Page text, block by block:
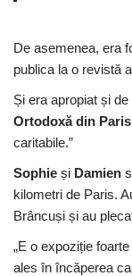
De asemenea, era
publica la o revistă
Și era apropiat și
Ortodoxă din Paris
caritabile.”
Sophie și Damien
kilometri de Paris.
Brâncuși și au
„E o expoziție
ales în încăperea